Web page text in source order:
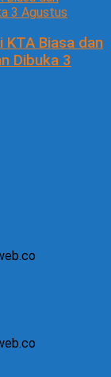
KTA Biasa dan
Dibuka 3